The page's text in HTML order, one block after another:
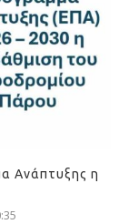
Ανάπτυξης η